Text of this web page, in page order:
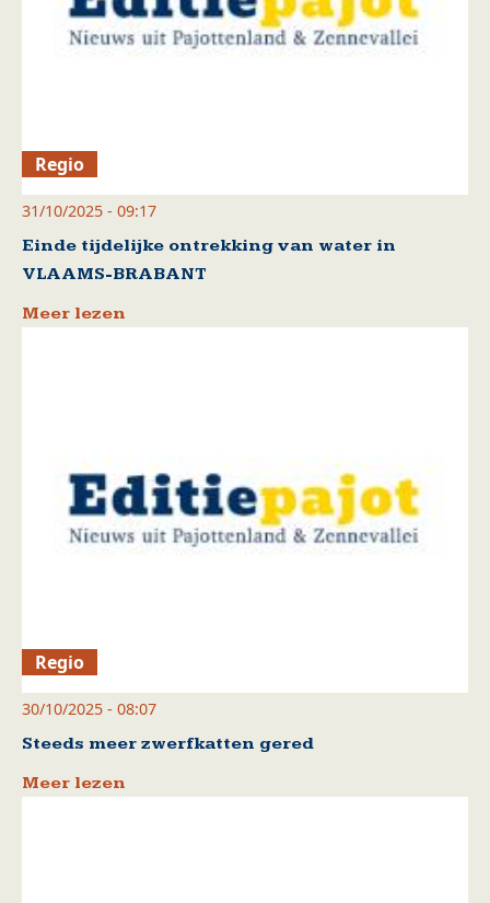
Regio
31/10/2025 - 09:17
Einde tijdelijke ontrekking van water in
VLAAMS-BRABANT
Meer lezen
Regio
30/10/2025 - 08:07
Steeds meer zwerfkatten gered
Meer lezen